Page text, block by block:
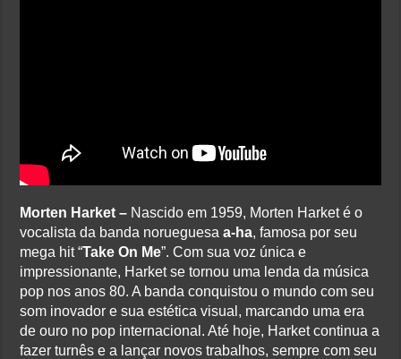
Morten Harket – Nascido em 1959, Morten Harket é o
vocalista da banda norueguesaa-ha, famosa por seu
mega hit “Take On Me”. Com sua voz única e
impressionante, Harket se tornou uma lenda da música
pop nos anos 80. A banda conquistou o mundo com seu
som inovador e sua estética visual, marcando uma era
de ouro no pop internacional. Até hoje, Harket continua a
fazer turnês e a lançar novos trabalhos, sempre com seu